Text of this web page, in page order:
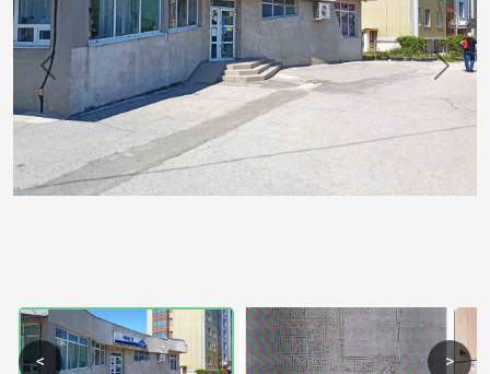
Previous Next
< >